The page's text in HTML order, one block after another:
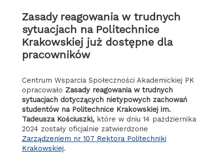
Zasady reagowania w trudnych
sytuacjach na Politechnice
Krakowskiej już dostępne dla
pracowników
Centrum Wsparcia Społeczności Akademickiej PK
opracowało Zasady reagowania w trudnych
sytuacjach dotyczących nietypowych zachowań
studentów na Politechnice Krakowskiej im.
Tadeusza Kościuszki, które w dniu 14 października
2024 zostały oficjalnie zatwierdzone
Zarządzeniem nr 107 Rektora Politechniki
Krakowskiej.